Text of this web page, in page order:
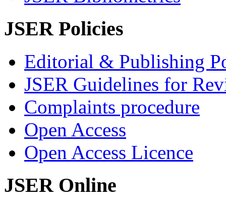
JSER Policies
Editorial & Publishing
JSER Guidelines for
Complaints procedure
Open Access
Open Access Licence
JSER Online